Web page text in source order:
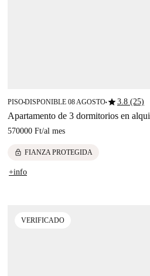
PISO■DISPONIBLE 08 AGOSTO■star3.8 (25)
Apartamento de 3 dormitorios en
570000 Ft/al mes
lock FIANZA PROTEGIDA
+info
VERIFICADO